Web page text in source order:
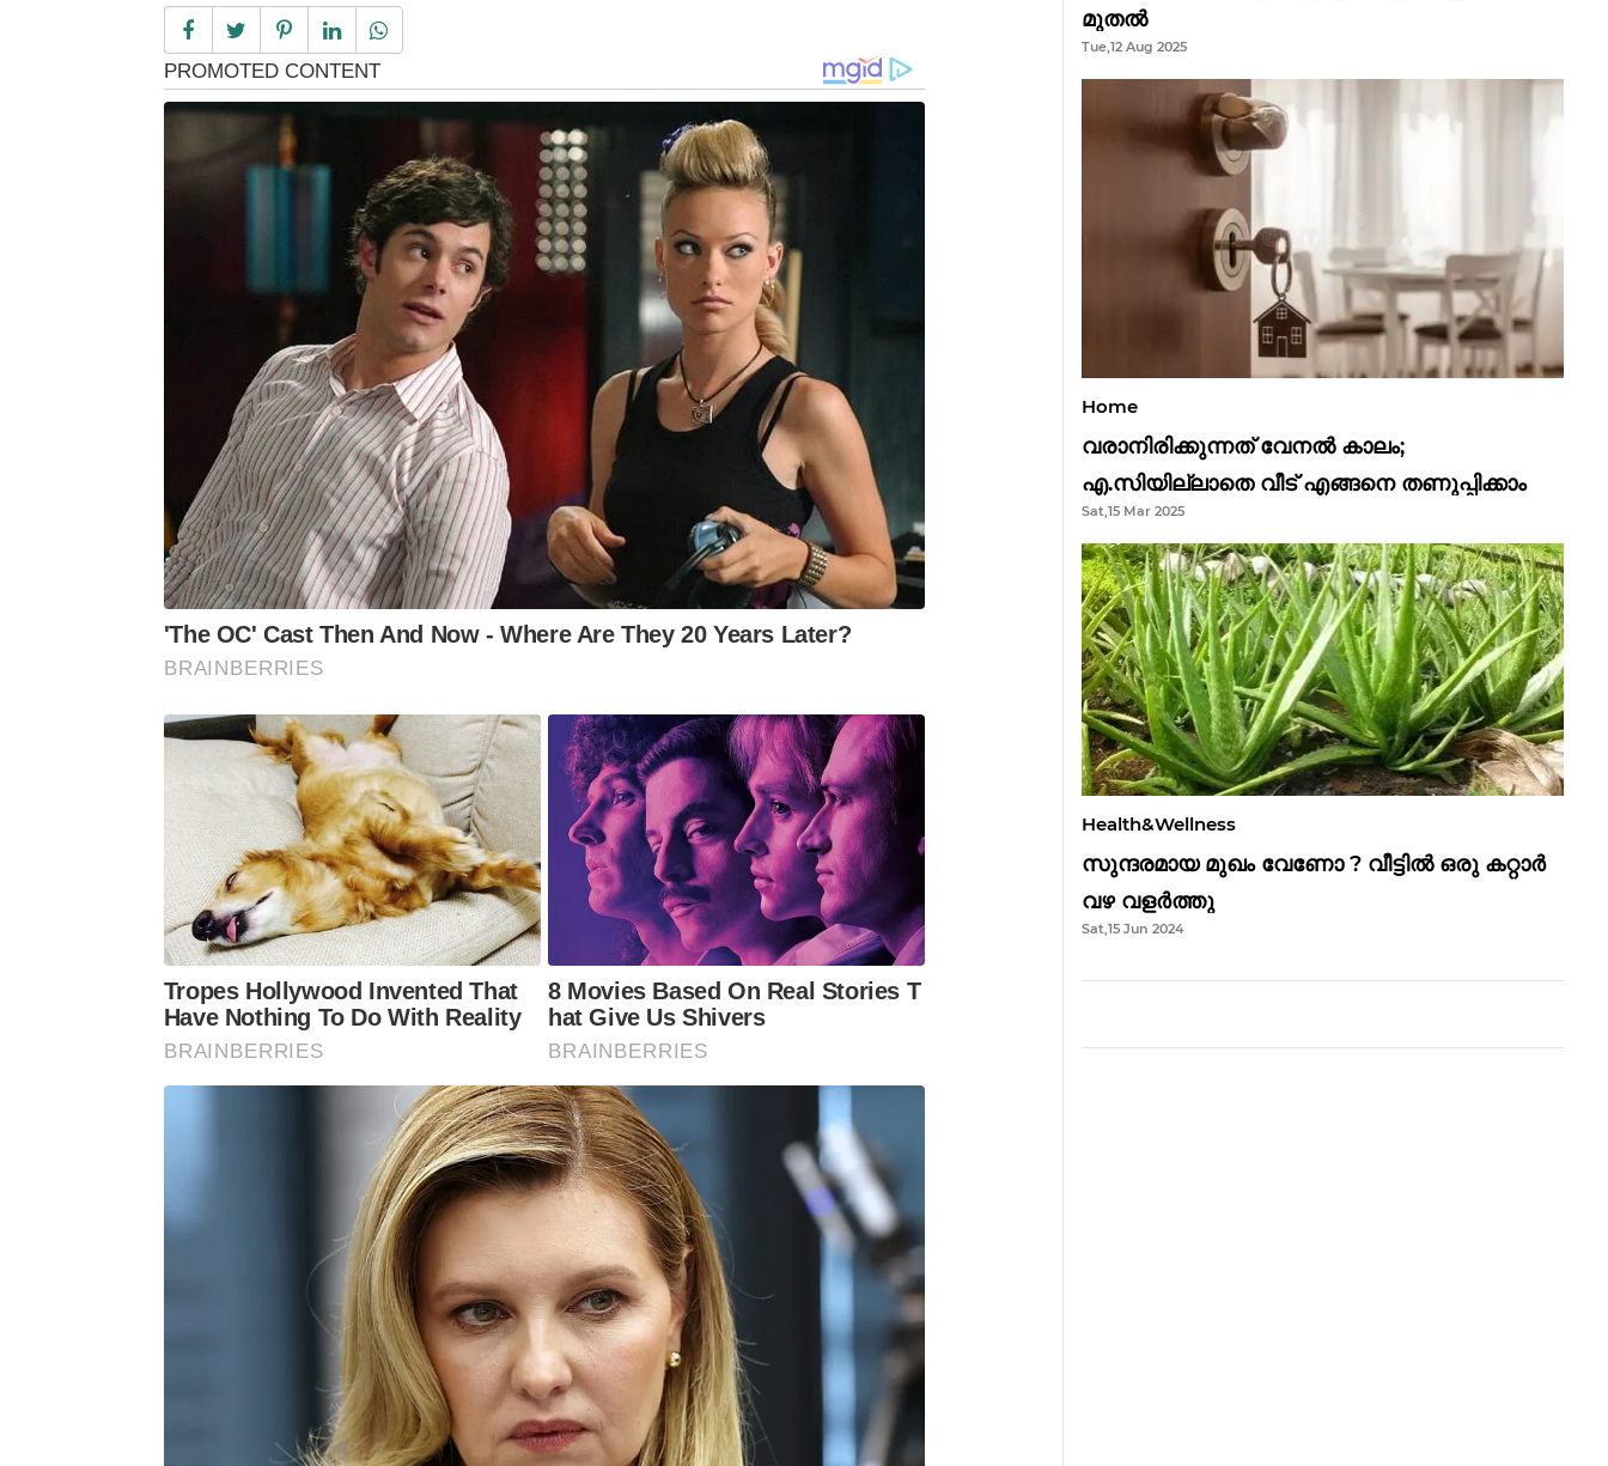
മുതൽ
Tue,12 Aug 2025
Home
വരാനിരിക്കുന്നത് വേനൽ കാലം;
എ.സിയില്ലാതെ വീട് എങ്ങനെ തണുപ്പിക്കാം
Sat,15 Mar 2025
Health&Wellness
സുന്ദരമായ മുഖം വേണോ ? വീട്ടിൽ ഒരു കറ്റാർ
വഴ വളർത്തു
Sat,15 Jun 2024